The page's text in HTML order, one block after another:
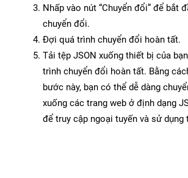
Nhấp vào nút “Chuyển đổi” để bắt
chuyển đổi.
Đợi quá trình chuyển đổi hoàn tất.
Tải tệp JSON xuống thiết bị của
trình chuyển đổi hoàn tất. Bằng
bước này, bạn có thể dễ dàng
xuống các trang web ở định dạng
để truy cập ngoại tuyến và sử dụng